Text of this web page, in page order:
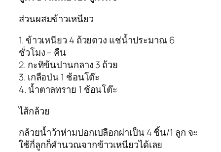
ส่วนผสมข้าวเหนียว
1. ข้าวเหนียว 4 ถ้วยตวง แช่น้ำประมาณ 6
ชั่วโมง – คืน
2. กะทิข้นปานกลาง 3 ถ้วย
3. เกลือป่น 1 ช้อนโต๊ะ
4. น้ำตาลทราย 1 ช้อนโต๊ะ
ไส้กล้วย
กล้วยน้ำว้าห่ามปอกเปลือกผ่าเป็น 4 ชิ้น/1 ลูก จะ
ใช้กี่ลูกก็คำนวณจากข้าวเหนียวได้เลย